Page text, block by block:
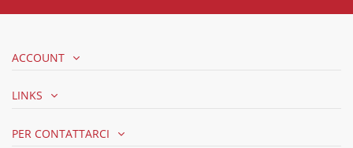
ACCOUNT
LINKS
PER CONTATTARCI